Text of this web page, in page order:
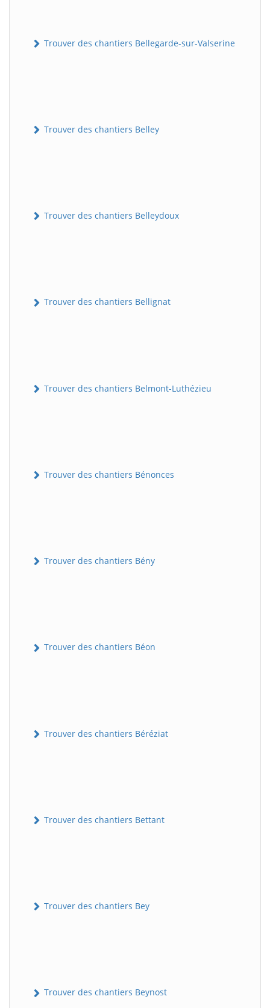
Trouver des chantiers Bellegarde-sur-Valserine
Trouver des chantiers Belley
Trouver des chantiers Belleydoux
Trouver des chantiers Bellignat
Trouver des chantiers Belmont-Luthézieu
Trouver des chantiers Bénonces
Trouver des chantiers Bény
Trouver des chantiers Béon
Trouver des chantiers Béréziat
Trouver des chantiers Bettant
Trouver des chantiers Bey
Trouver des chantiers Beynost